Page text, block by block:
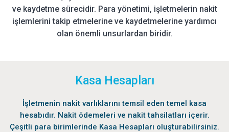
ve kaydetme sürecidir. Para yönetimi, işletmelerin nakit
işlemlerini takip etmelerine ve kaydetmelerine yardımcı
olan önemli unsurlardan biridir.
Kasa Hesapları
İşletmenin nakit varlıklarını temsil eden temel kasa
hesabıdır. Nakit ödemeleri ve nakit tahsilatları içerir.
Çeşitli para birimlerinde Kasa Hesapları oluşturabilirsiniz.